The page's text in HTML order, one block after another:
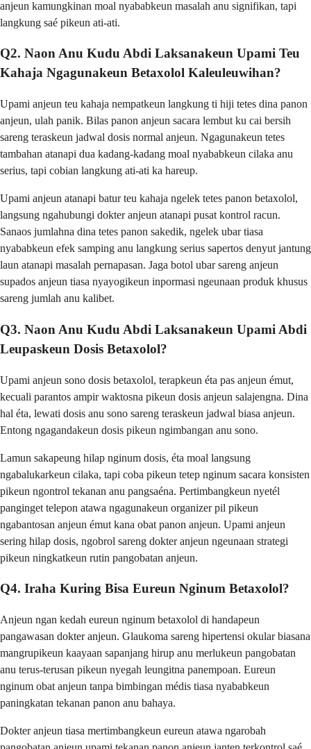
anjeun kamungkinan moal nyababkeun masalah anu signifikan, tapi
langkung saé pikeun ati-ati.
Q2. Naon Anu Kudu Abdi Laksanakeun Upami Teu
Kahaja Ngagunakeun Betaxolol Kaleuleuwihan?
Upami anjeun teu kahaja nempatkeun langkung ti hiji tetes dina panon
anjeun, ulah panik. Bilas panon anjeun sacara lembut ku cai bersih
sareng teraskeun jadwal dosis normal anjeun. Ngagunakeun tetes
tambahan atanapi dua kadang-kadang moal nyababkeun cilaka anu
serius, tapi cobian langkung ati-ati ka hareup.
Upami anjeun atanapi batur teu kahaja ngelek tetes panon betaxolol,
langsung ngahubungi dokter anjeun atanapi pusat kontrol racun.
Sanaos jumlahna dina tetes panon sakedik, ngelek ubar tiasa
nyababkeun efek samping anu langkung serius sapertos denyut jantung
laun atanapi masalah pernapasan. Jaga botol ubar sareng anjeun
supados anjeun tiasa nyayogikeun inpormasi ngeunaan produk khusus
sareng jumlah anu kalibet.
Q3. Naon Anu Kudu Abdi Laksanakeun Upami Abdi
Leupaskeun Dosis Betaxolol?
Upami anjeun sono dosis betaxolol, terapkeun éta pas anjeun émut,
kecuali parantos ampir waktosna pikeun dosis anjeun salajengna. Dina
hal éta, lewati dosis anu sono sareng teraskeun jadwal biasa anjeun.
Entong ngagandakeun dosis pikeun ngimbangan anu sono.
Lamun sakapeung hilap nginum dosis, éta moal langsung
ngabalukarkeun cilaka, tapi coba pikeun tetep nginum sacara konsisten
pikeun ngontrol tekanan anu pangsaéna. Pertimbangkeun nyetél
panginget telepon atawa ngagunakeun organizer pil pikeun
ngabantosan anjeun émut kana obat panon anjeun. Upami anjeun
sering hilap dosis, ngobrol sareng dokter anjeun ngeunaan strategi
pikeun ningkatkeun rutin pangobatan anjeun.
Q4. Iraha Kuring Bisa Eureun Nginum Betaxolol?
Anjeun ngan kedah eureun nginum betaxolol di handapeun
pangawasan dokter anjeun. Glaukoma sareng hipertensi okular biasana
mangrupikeun kaayaan sapanjang hirup anu merlukeun pangobatan
anu terus-terusan pikeun nyegah leungitna panempoan. Eureun
nginum obat anjeun tanpa bimbingan médis tiasa nyababkeun
paningkatan tekanan panon anu bahaya.
Dokter anjeun tiasa mertimbangkeun eureun atawa ngarobah